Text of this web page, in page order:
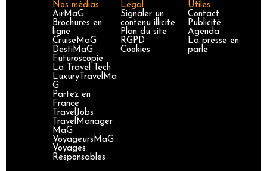
Nos médias
AirMaG
Brochures en
ligne
CruiseMaG
DestiMaG
Futuroscopie
La Travel Tech
LuxuryTravelMa
G
Partez en
France
TravelJobs
TravelManager
MaG
VoyageursMaG
Voyages
Responsables
Légal
Signaler un
contenu illicite
Plan du site
RGPD
Cookies
Utiles
Contact
Publicité
Agenda
La presse en
parle